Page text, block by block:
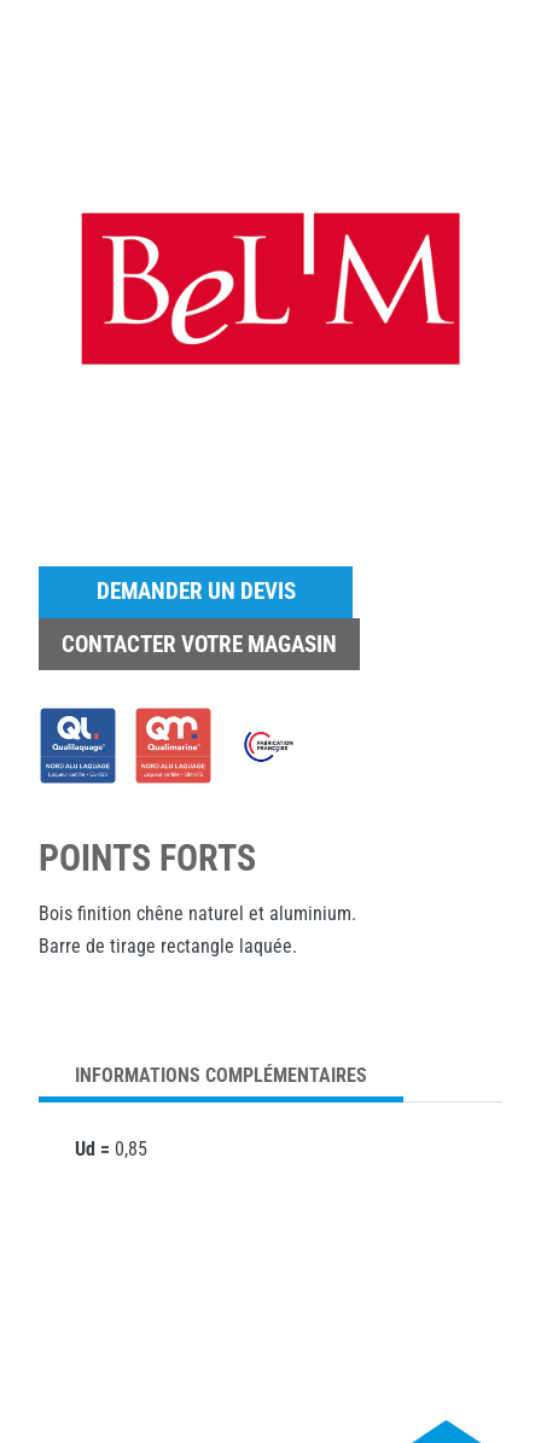
DEMANDER UN DEVIS
CONTACTER VOTRE MAGASIN
POINTS FORTS
Bois finition chêne naturel et aluminium.
Barre de tirage rectangle laquée.
INFORMATIONS COMPLÉMENTAIRES
Ud = 0,85